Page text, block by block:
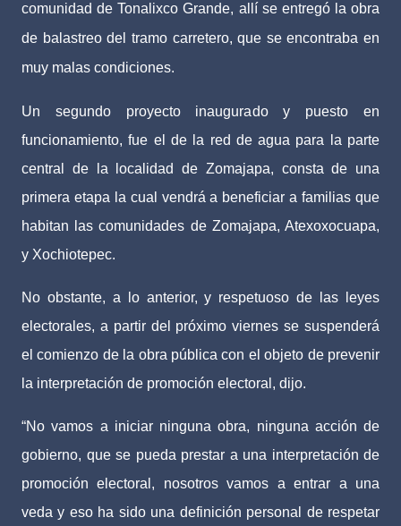
comunidad de Tonalixco Grande, allí se entregó la obra
de balastreo del tramo carretero, que se encontraba en
muy malas condiciones.
Un segundo proyecto inaugurado y puesto en
funcionamiento, fue el de la red de agua para la parte
central de la localidad de Zomajapa, consta de una
primera etapa la cual vendrá a beneficiar a familias que
habitan las comunidades de Zomajapa, Atexoxocuapa,
y Xochiotepec.
No obstante, a lo anterior, y respetuoso de las leyes
electorales, a partir del próximo viernes se suspenderá
el comienzo de la obra pública con el objeto de prevenir
la interpretación de promoción electoral, dijo.
“No vamos a iniciar ninguna obra, ninguna acción de
gobierno, que se pueda prestar a una interpretación de
promoción electoral, nosotros vamos a entrar a una
veda y eso ha sido una definición personal de respetar